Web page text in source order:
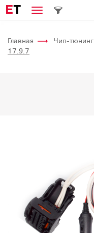
ET
Главная Чип-тюнинг
17.9.7